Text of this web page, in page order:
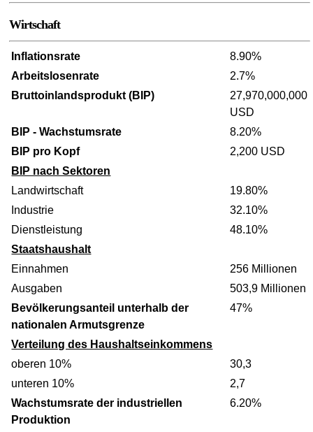
Wirtschaft
Inflationsrate
8.90%
Arbeitslosenrate
2.7%
Bruttoinlandsprodukt (BIP)
27,970,000,000
USD
BIP - Wachstumsrate
8.20%
BIP pro Kopf
2,200 USD
BIP nach Sektoren
Landwirtschaft
19.80%
Industrie
32.10%
Dienstleistung
48.10%
Staatshaushalt
Einnahmen
256 Millionen
Ausgaben
503,9 Millionen
Bevölkerungsanteil unterhalb der
nationalen Armutsgrenze
47%
Verteilung des Haushaltseinkommens
oberen 10%
30,3
unteren 10%
2,7
Wachstumsrate der industriellen
Produktion
6.20%